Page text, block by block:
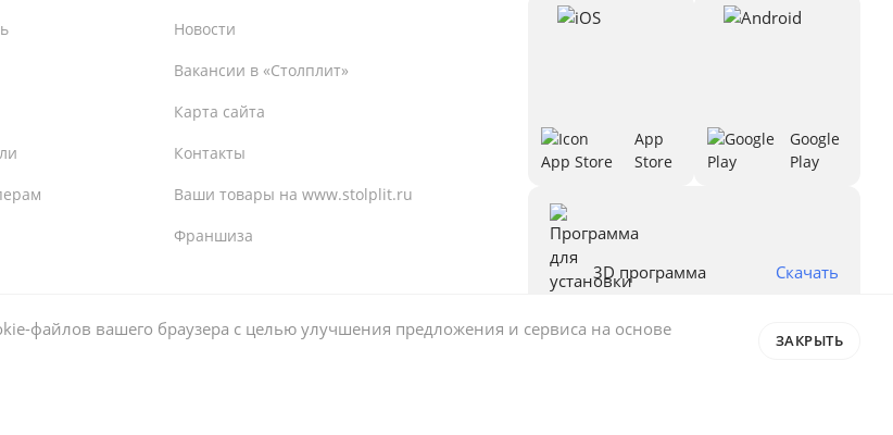
файлов вашего браузера с целью улучшения предложения и сервиса на основе
ЗАКРЫТЬ
Новости
Вакансии в «Столплит»
Карта сайта
Контакты
Ваши товары на www.stolplit.ru
Франшиза
App
Store
Google
Play
3D программа Скачать